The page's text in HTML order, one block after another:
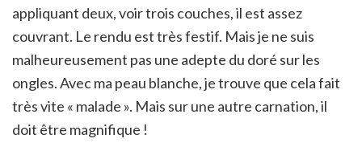
appliquant deux, voir trois couches, il est assez
couvrant. Le rendu est très festif. Mais je ne suis
malheureusement pas une adepte du doré sur les
ongles. Avec ma peau blanche, je trouve que cela fait
très vite « malade ». Mais sur une autre carnation, il
doit être magnifique !